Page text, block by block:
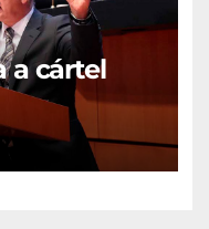
a cártel